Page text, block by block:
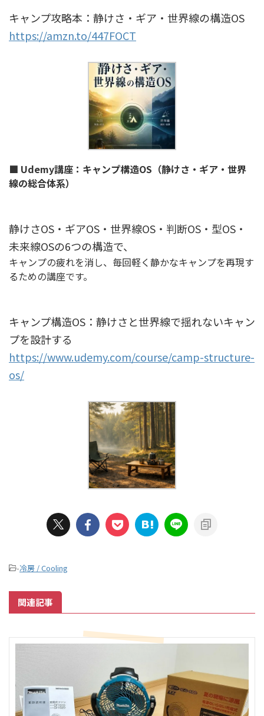
キャンプ攻略本：静けさ・ギア・世界線の構造OS
https://amzn.to/447FOCT
■ Udemy講座：キャンプ構造OS（静けさ・ギア・世界
線の総合体系）
静けさOS・ギアOS・世界線OS・判断OS・型OS・
未来線OSの6つの構造で、
キャンプの疲れを消し、毎回軽く静かなキャンプを再現す
るための講座です。
キャンプ構造OS：静けさと世界線で揺れないキャン
プを設計する
https://www.udemy.com/course/camp-structure-
os/
-冷房 / Cooling
関連記事